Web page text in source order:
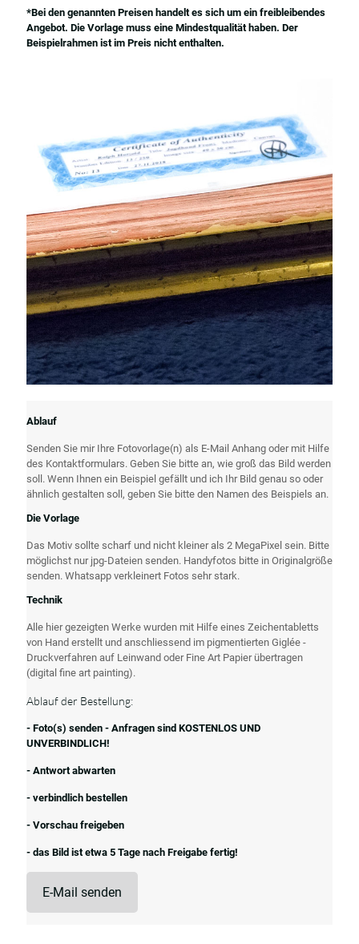
*Bei den genannten Preisen handelt es sich um ein freibleibendes
Angebot. Die Vorlage muss eine Mindestqualität haben. Der
Beispielrahmen ist im Preis nicht enthalten.
Ablauf
Senden Sie mir Ihre Fotovorlage(n) als E-Mail Anhang oder mit Hilfe
des Kontaktformulars. Geben Sie bitte an, wie groß das Bild werden
soll. Wenn Ihnen ein Beispiel gefällt und ich Ihr Bild genau so oder
ähnlich gestalten soll, geben Sie bitte den Namen des Beispiels an.
Die Vorlage
Das Motiv sollte scharf und nicht kleiner als 2 MegaPixel sein. Bitte
möglichst nur jpg-Dateien senden. Handyfotos bitte in Originalgröße
senden. Whatsapp verkleinert Fotos sehr stark.
Technik
Alle hier gezeigten Werke wurden mit Hilfe eines Zeichentabletts
von Hand erstellt und anschliessend im pigmentierten Giglée -
Druckverfahren auf Leinwand oder Fine Art Papier übertragen
(digital fine art painting).
Ablauf der Bestellung:
- Foto(s) senden - Anfragen sind KOSTENLOS UND
UNVERBINDLICH!
- Antwort abwarten
- verbindlich bestellen
- Vorschau freigeben
- das Bild ist etwa 5 Tage nach Freigabe fertig!
E-Mail senden